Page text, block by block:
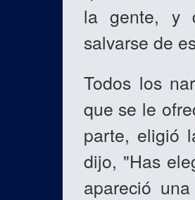
la gente, y
salvarse de
Todos los
que se le
parte, eligió
dijo, "Has
apareció